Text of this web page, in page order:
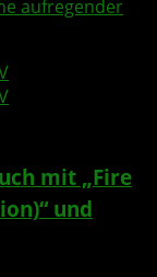
aufregender
mit „Fire
und